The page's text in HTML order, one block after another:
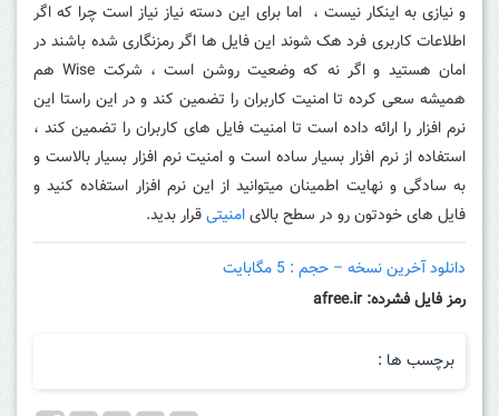
و نیازی به اینکار نیست ، اما برای این دسته نیاز نیاز است چرا که اگر
اطلاعات کاربری فرد هک شوند این فایل ها اگر رمزنگاری شده باشند در
امان هستید و اگر نه که وضعیت روشن است ، شرکت Wise هم
همیشه سعی کرده تا امنیت کاربران را تضمین کند و در این راستا این
نرم افزار را ارائه داده است تا امنیت فایل های کاربران را تضمین کند ،
استفاده از نرم افزار بسیار ساده است و امنیت نرم افزار بسیار بالاست و
به سادگی و نهایت اطمینان میتوانید از این نرم افزار استفاده کنید و
فایل های خودتون رو در سطح بالایامنیتیقرار بدید.
دانلود آخرین نسخه – حجم : 5 مگابایت
رمز فایل فشرده: afree.ir
برچسب ها :